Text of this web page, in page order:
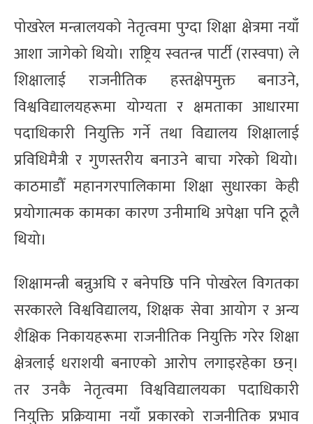
पोखरेल मन्त्रालयको नेतृत्वमा पुग्दा शिक्षा क्षेत्रमा नयाँ
आशा जागेको थियो। राष्ट्रिय स्वतन्त्र पार्टी (रास्वपा) ले
शिक्षालाई राजनीतिक हस्तक्षेपमुक्त बनाउने,
विश्वविद्यालयहरूमा योग्यता र क्षमताका आधारमा
पदाधिकारी नियुक्ति गर्ने तथा विद्यालय शिक्षालाई
प्रविधिमैत्री र गुणस्तरीय बनाउने बाचा गरेको थियो।
काठमाडौँ महानगरपालिकामा शिक्षा सुधारका केही
प्रयोगात्मक कामका कारण उनीमाथि अपेक्षा पनि ठूलै
थियो।
शिक्षामन्त्री बन्नुअघि र बनेपछि पनि पोखरेल विगतका
सरकारले विश्वविद्यालय, शिक्षक सेवा आयोग र अन्य
शैक्षिक निकायहरूमा राजनीतिक नियुक्ति गरेर शिक्षा
क्षेत्रलाई धराशयी बनाएको आरोप लगाइरहेका छन्।
तर उनकै नेतृत्वमा विश्वविद्यालयका पदाधिकारी
नियुक्ति प्रक्रियामा नयाँ प्रकारको राजनीतिक प्रभाव